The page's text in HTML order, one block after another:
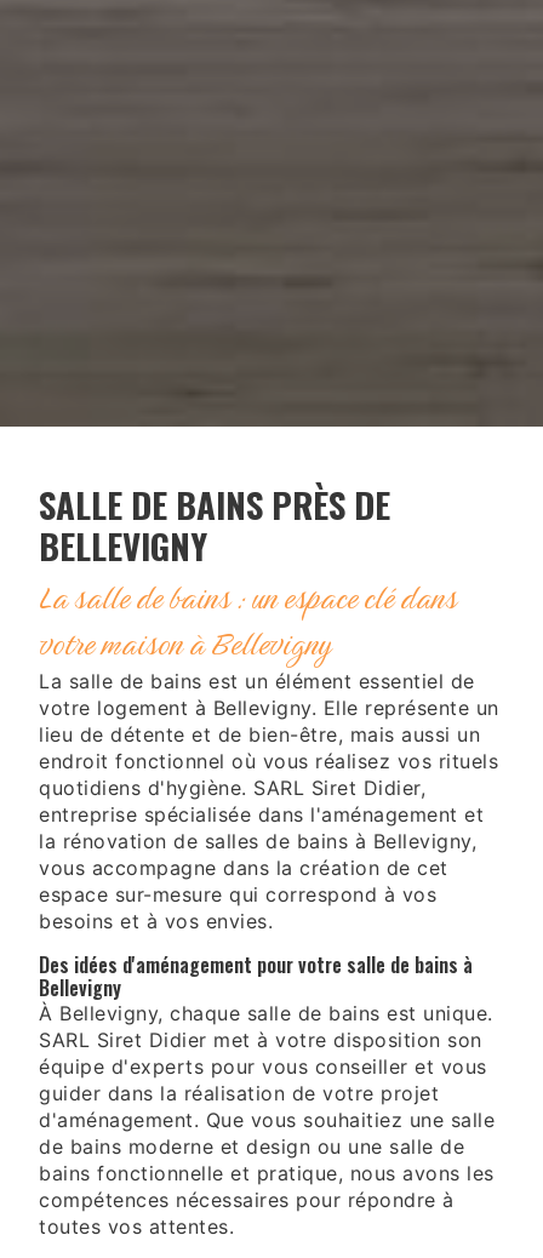
SALLE DE BAINS PRÈS DE
BELLEVIGNY
La salle de bains : un espace clé dans
votre maison à Bellevigny
La salle de bains est un élément essentiel de
votre logement à Bellevigny. Elle représente un
lieu de détente et de bien-être, mais aussi un
endroit fonctionnel où vous réalisez vos rituels
quotidiens d'hygiène. SARL Siret Didier,
entreprise spécialisée dans l'aménagement et
la rénovation de salles de bains à Bellevigny,
vous accompagne dans la création de cet
espace sur-mesure qui correspond à vos
besoins et à vos envies.
Des idées d'aménagement pour votre salle de bains à
Bellevigny
À Bellevigny, chaque salle de bains est unique.
SARL Siret Didier met à votre disposition son
équipe d'experts pour vous conseiller et vous
guider dans la réalisation de votre projet
d'aménagement. Que vous souhaitiez une salle
de bains moderne et design ou une salle de
bains fonctionnelle et pratique, nous avons les
compétences nécessaires pour répondre à
toutes vos attentes.